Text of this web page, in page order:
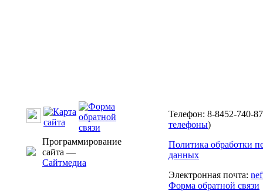
Программирование
сайта —
Сайтмедиа
Телефон: 8-8452-740-
телефоны)
Политика обработки
данных
Электронная почта:
Форма обратной связи